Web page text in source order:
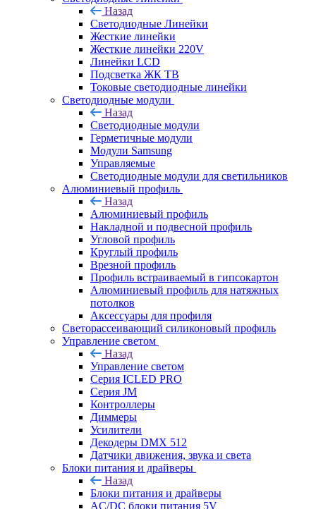
Назад
Светодиодные Линейки
Жесткие линейки
Жесткие линейки 220V
Линейки LCD
Подсветка ЖК ТВ
Токовые светодиодные линейки
Светодиодные модули
Назад
Светодиодные модули
Герметичные модули
Модули Samsung
Управляемые
Светодиодные модули для светильников
Алюминиевый профиль
Назад
Алюминиевый профиль
Накладной и подвесной профиль
Угловой профиль
Круглый профиль
Врезной профиль
Профиль встраиваемый в гипсокартон
Алюминиевый профиль для натяжных
потолков
Аксессуары для профиля
Светорассеивающий силиконовый профиль
Управление светом
Назад
Управление светом
Серия ICLED PRO
Серия JM
Контроллеры
Диммеры
Усилители
Декодеры DMX 512
Датчики движения, звука и света
Блоки питания и драйверы
Назад
Блоки питания и драйверы
AC/DC блоки питания 5V